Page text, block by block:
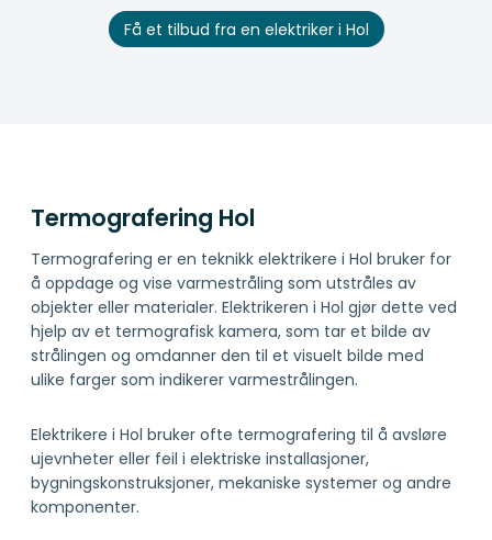
Få et tilbud fra en elektriker i Hol
Termografering Hol
Termografering er en teknikk elektrikere i Hol bruker for
å oppdage og vise varmestråling som utstråles av
objekter eller materialer. Elektrikeren i Hol gjør dette ved
hjelp av et termografisk kamera, som tar et bilde av
strålingen og omdanner den til et visuelt bilde med
ulike farger som indikerer varmestrålingen.
Elektrikere i Hol bruker ofte termografering til å avsløre
ujevnheter eller feil i elektriske installasjoner,
bygningskonstruksjoner, mekaniske systemer og andre
komponenter.